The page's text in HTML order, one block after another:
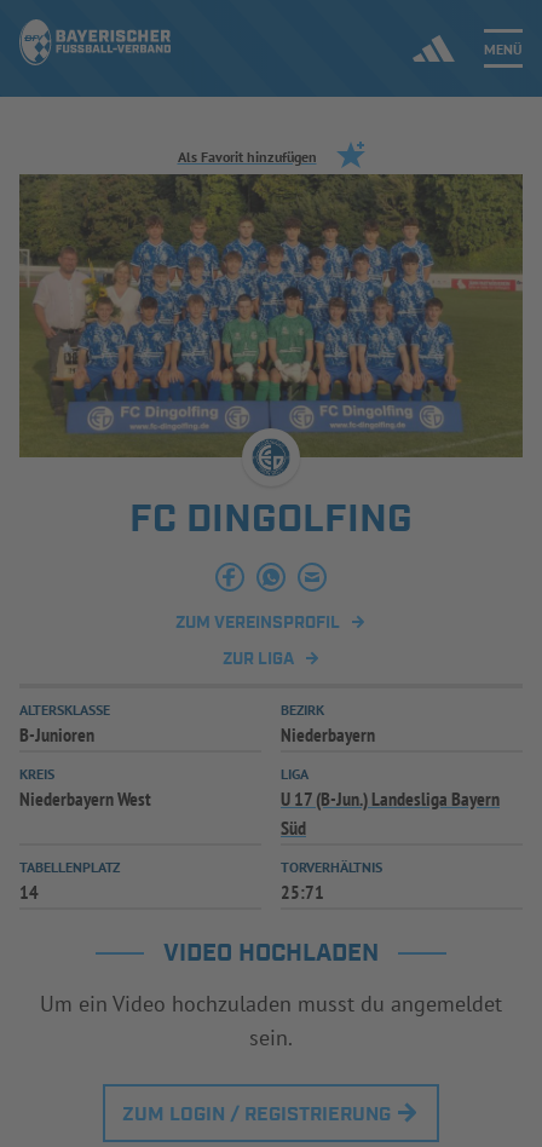
MENÜ
Jetzt einloggen
ERGEBNISSE & WETTBEWERBE
NEUIGKEITEN
SPIELBETRIEB & VERBANDSLEBEN
AUSBILDUNG & FÖRDERUNG
INFOTHEK SPIELPLUS
Als Favorit hinzufügen
FC DINGOLFING
ZUM VEREINSPROFIL
ZUR LIGA
ALTERSKLASSE
B-Junioren
BEZIRK
Niederbayern
KREIS
Niederbayern West
LIGA
U 17 (B-Jun.) Landesliga Bayern
Süd
TABELLENPLATZ
14
TORVERHÄLTNIS
25:71
VIDEO HOCHLADEN
Um ein Video hochzuladen musst du angemeldet
sein.
ZUM LOGIN / REGISTRIERUNG